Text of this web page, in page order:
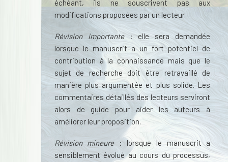
échéant, ils ne souscrivent pas aux
modifications proposées par un lecteur.
Révision importante: elle sera demandée
lorsque le manuscrit a un fort potentiel de
contribution à la connaissance mais que le
sujet de recherche doit être retravaillé de
manière plus argumentée et plus solide. Les
commentaires détaillés des lecteurs serviront
alors de guide pour aider les auteurs à
améliorer leur proposition.
Révision mineure: lorsque le manuscrit a
sensiblement évolué au cours du processus,